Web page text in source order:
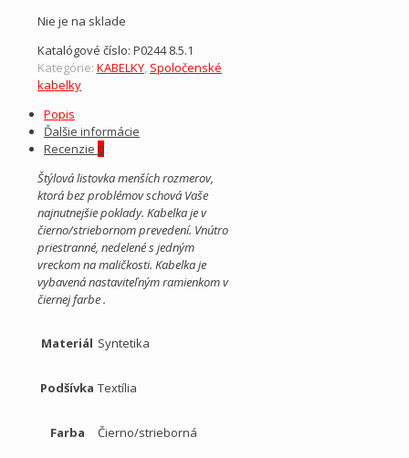
Nie je na sklade
Katalógové číslo: P0244 8.5.1
Kategórie: KABELKY, Spoločenské
kabelky
Popis
Ďalšie informácie
Recenzie 0
Štýlová listovka menších rozmerov,
ktorá bez problémov schová Vaše
najnutnejšie poklady. Kabelka je v
čierno/striebornom prevedení. Vnútro
priestranné, nedelené s jedným
vreckom na maličkosti. Kabelka je
vybavená nastaviteľným ramienkom v
čiernej farbe .
Materiál Syntetika
Podšívka Textília
Farba Čierno/strieborná